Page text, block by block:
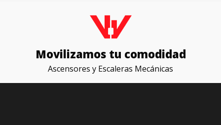
Movilizamos tu comodidad
Ascensores y Escaleras Mecánicas